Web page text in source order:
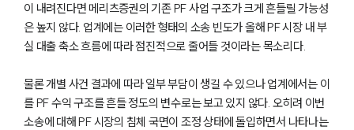
이 내려진다면 메리츠증권의 기존 PF 사업 구조가 크게 흔들릴 가능성
은 높지 않다. 업계에는 이러한 형태의 소송 빈도가 올해 PF 시장 내 부
실 대출 축소 흐름에 따라 점진적으로 줄어들 것이라는 목소리다.
물론 개별 사건 결과에 따라 일부 부담이 생길 수 있으나 업계에서는 이
를 PF 수익 구조를 흔들 정도의 변수로는 보고 있지 않다. 오히려 이번
소송에 대해 PF 시장의 침체 국면이 조정 상태에 돌입하면서 나타나는